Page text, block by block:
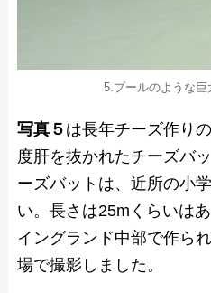
5.プールのような巨
写真５ は長年チーズ作り
度肝を抜かれたチーズバ
ーズバットは、近所の小
い。長さは25mくらいは
イングランド中部で作ら
場で撮影しました。